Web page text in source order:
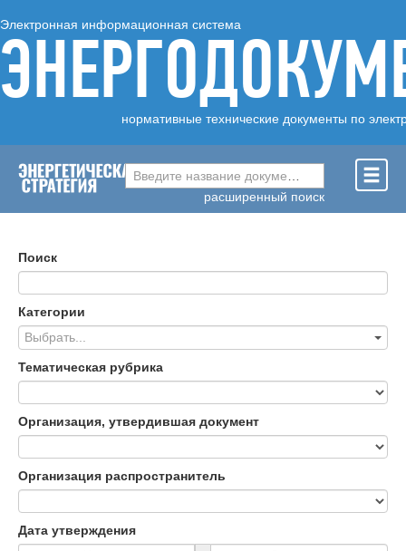
Электронная информационная система
нормативные технические документы по
Введите название документа ...
расширенный поиск
Поиск
Категории
Выбрать...
Тематическая рубрика
Организация, утвердившая документ
Организация распространитель
Дата утверждения